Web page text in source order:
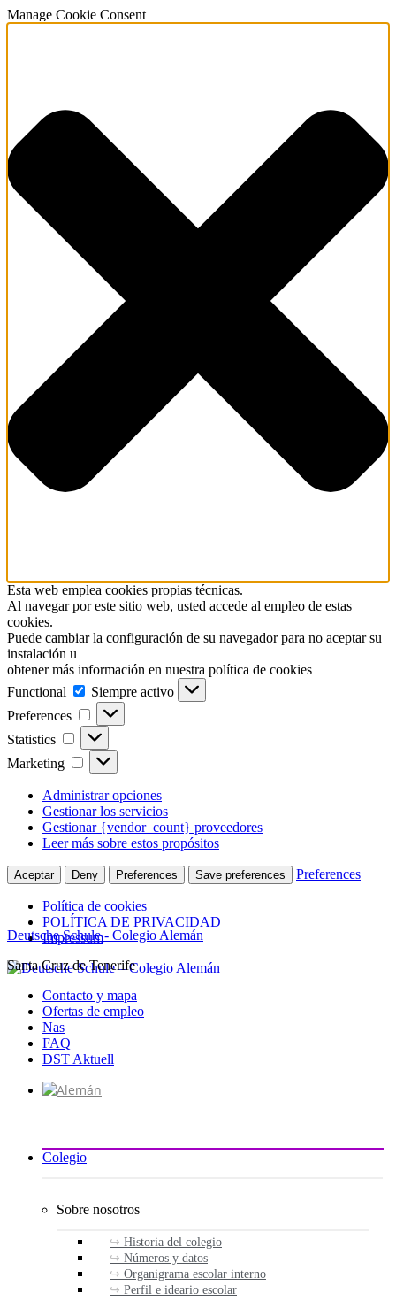
Manage Cookie Consent
Esta web emplea cookies propias técnicas.
Al navegar por este sitio web, usted accede al empleo de estas
cookies.
Puede cambiar la configuración de su navegador para no aceptar su
instalación u
obtener más información en nuestra política de cookies
Functional
Functional
Siempre activo
Preferences
Preferences
Statistics Statistics
Marketing Marketing
Administrar opciones
Gestionar los servicios
Gestionar {vendor_count} proveedores
Leer más sobre estos propósitos
Aceptar Deny Preferences Save preferences Preferences
Política de cookies
POLÍTICA DE PRIVACIDAD
Impressum
Ir
contenido
Deutsche Schule - Colegio Alemán
Santa Cruz de Tenerife
Contacto y mapa
Ofertas de empleo
Nas
FAQ
DST Aktuell
Colegio
Sobre nosotros
Historia del colegio
Números y datos
Organigrama escolar interno
Perfil e ideario escolar